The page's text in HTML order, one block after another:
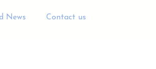
News Contact us